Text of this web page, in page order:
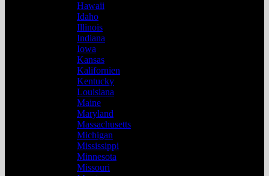
Hawaii
Idaho
Illinois
Indiana
Iowa
Kansas
Kalifornien
Kentucky
Louisiana
Maine
Maryland
Massachusetts
Michigan
Mississippi
Minnesota
Missouri